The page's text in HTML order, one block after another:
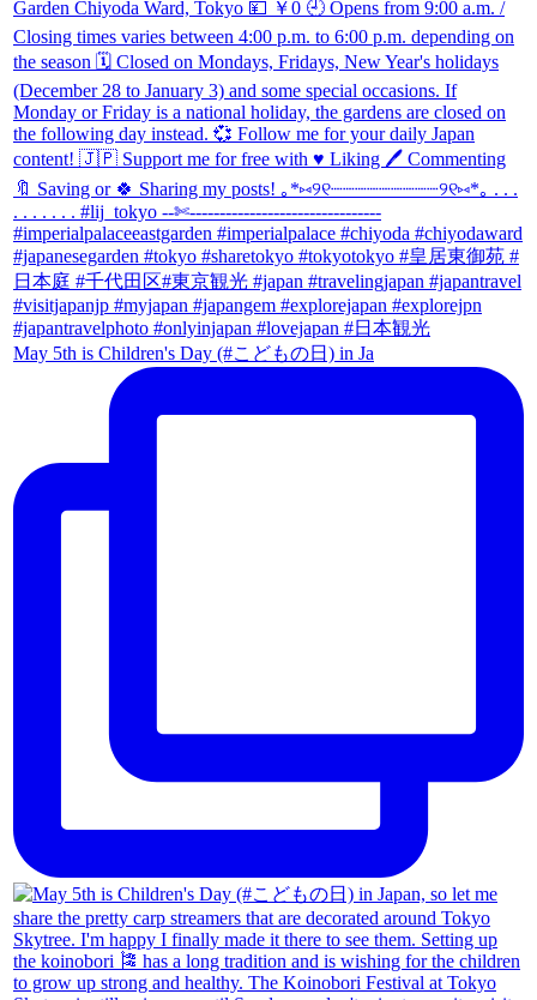
May 5th is Children's Day (#こどもの日) in Ja